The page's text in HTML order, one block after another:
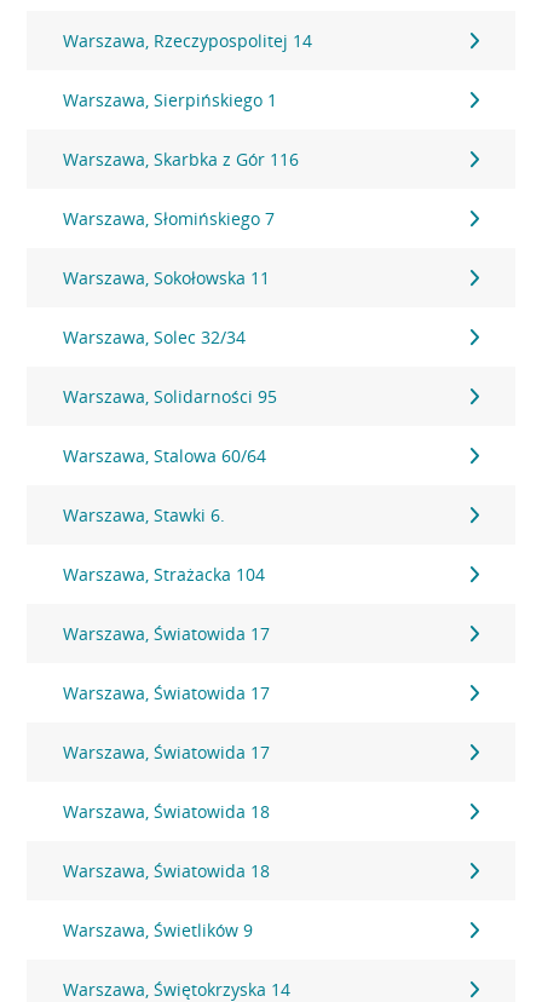
Warszawa, Rzeczypospolitej 14
Warszawa, Sierpińskiego 1
Warszawa, Skarbka z Gór 116
Warszawa, Słomińskiego 7
Warszawa, Sokołowska 11
Warszawa, Solec 32/34
Warszawa, Solidarności 95
Warszawa, Stalowa 60/64
Warszawa, Stawki 6.
Warszawa, Strażacka 104
Warszawa, Światowida 17
Warszawa, Światowida 17
Warszawa, Światowida 17
Warszawa, Światowida 18
Warszawa, Światowida 18
Warszawa, Świetlików 9
Warszawa, Świętokrzyska 14